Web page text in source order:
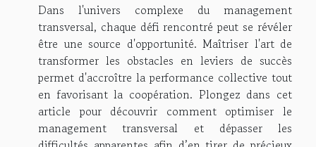
Dans l'univers complexe du management
transversal, chaque défi rencontré peut se révéler
être une source d'opportunité. Maîtriser l'art de
transformer les obstacles en leviers de succès
permet d'accroître la performance collective tout
en favorisant la coopération. Plongez dans cet
article pour découvrir comment optimiser le
management transversal et dépasser les